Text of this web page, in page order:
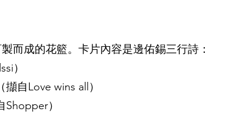
而成的花籃。卡片內容是邊佑錫三行詩：
）
自Love wins all）
）